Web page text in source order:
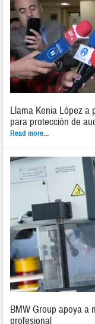
Llama Kenia López a
para protección de
Read more...
BMW Group apoya a
profesional